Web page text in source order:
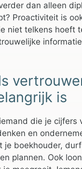
dan alleen
Proactiviteit is
niet telkens hoeft
is
die je cijfers
en
je boekhouder,
plannen. Ook